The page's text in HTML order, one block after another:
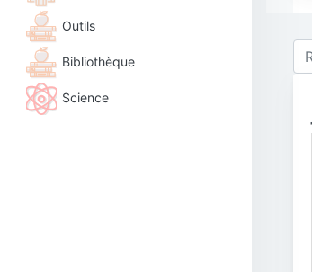
Outils
Bibliothèque
Science